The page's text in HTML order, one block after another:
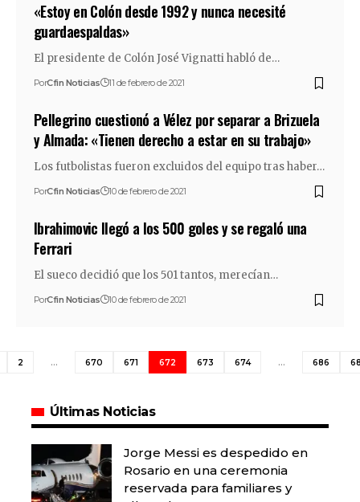
«Estoy en Colón desde 1992 y nunca necesité
guardaespaldas»
El presidente de Colón José Vignatti habló de…
PorCfin Noticias 11 de febrero de 2021
Pellegrino cuestionó a Vélez por separar a Brizuela
y Almada: «Tienen derecho a estar en su trabajo»
Los futbolistas fueron excluidos del equipo tras haber…
PorCfin Noticias 10 de febrero de 2021
Ibrahimovic llegó a los 500 goles y se regaló una
Ferrari
El sueco decidió que los 501 tantos, merecían…
PorCfin Noticias 10 de febrero de 2021
2 … 670 671 672 673 674 … 686
Últimas Noticias
Jorge Messi es despedido en
Rosario en una ceremonia
reservada para familiares y